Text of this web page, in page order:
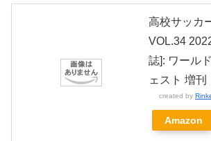
高校サッカ
VOL.34
誌]: ワール
ェスト 増刊
created by
Amazon